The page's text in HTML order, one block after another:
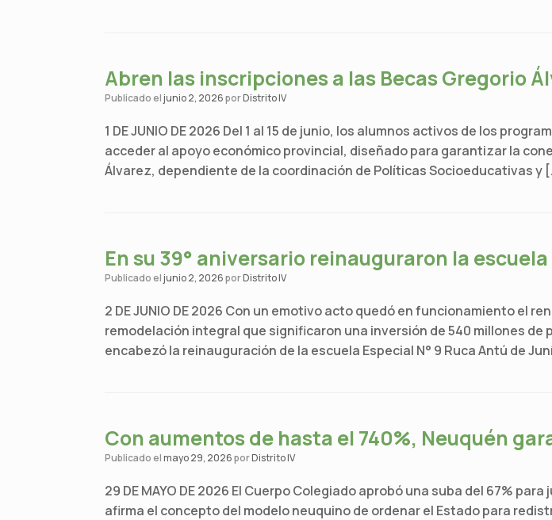
Abren las inscripciones a las Becas Gregorio
Publicado eljunio 2, 2026porDistrito IV
1 DE JUNIO DE 2026 Del 1 al 15 de junio, los alumnos activos de los
acceder al apoyo económico provincial, diseñado para garantizar la
Álvarez, dependiente de la coordinación de Políticas Socioeducativas y
En su 39° aniversario reinauguraron la
Publicado eljunio 2, 2026porDistrito IV
2 DE JUNIO DE 2026 Con un emotivo acto quedó en funcionamiento el
remodelación integral que significaron una inversión de 540 millones
encabezó la reinauguración de la escuela Especial N° 9 Ruca Antú de
Con aumentos de hasta el 740%, Neuquén
Publicado elmayo 29, 2026porDistrito IV
29 DE MAYO DE 2026 El Cuerpo Colegiado aprobó una suba del 67%
afirma el concepto del modelo neuquino de ordenar el Estado para